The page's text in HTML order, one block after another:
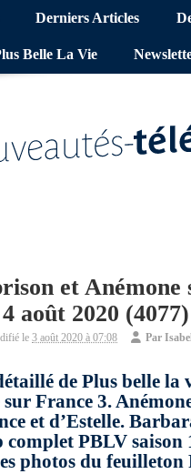
Derniers Articles
Belle La Vie
et Anémone
août 2020 (4077)
le 3 août 2020 à 07:08 Par
de Plus belle
France 3.
et d’Estelle.
complet PBLV
photos du feuilleton